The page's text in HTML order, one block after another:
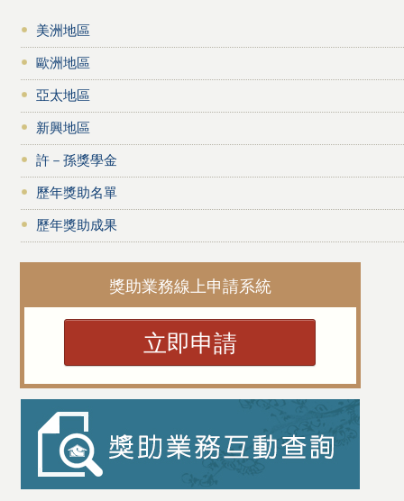
美洲地區
歐洲地區
亞太地區
新興地區
許－孫獎學金
歷年獎助名單
歷年獎助成果
獎助業務線上申請系統
立即申請